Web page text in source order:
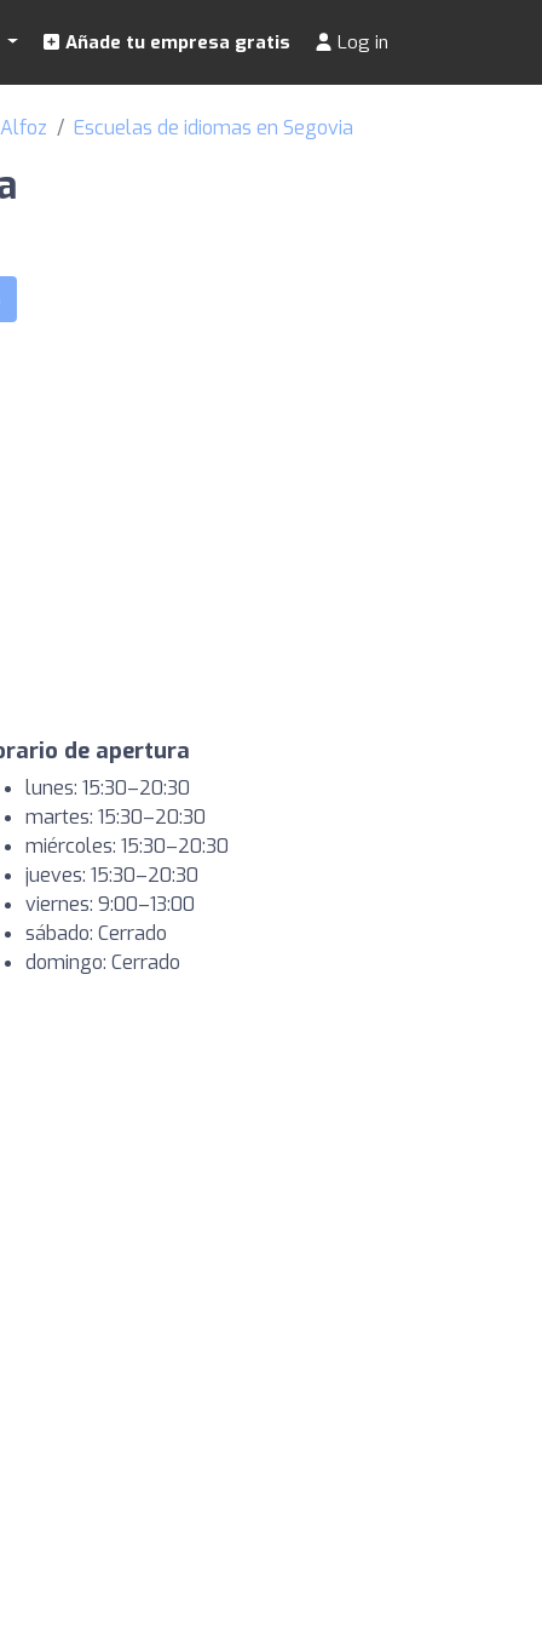
Añade tu empresa gratis Log in
Escuelas de idiomas en Segovia
de apertura
lunes: 15:30–20:30
martes: 15:30–20:30
miércoles: 15:30–20:30
jueves: 15:30–20:30
viernes: 9:00–13:00
sábado: Cerrado
domingo: Cerrado